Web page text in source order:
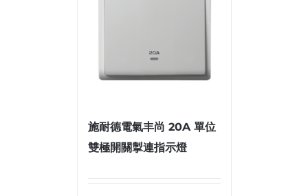
施耐德電氣丰尚 20A 單位
雙極開關掣連指示燈